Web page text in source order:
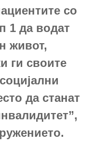
со
1 да водат
живот,
ги своите
да станат